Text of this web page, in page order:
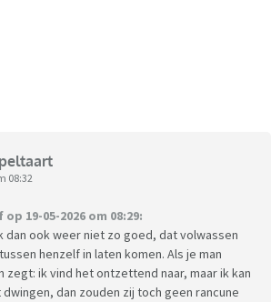
08:32
19-05-2026 om 08:29:
dan ook weer niet zo goed, dat volwassen
henzelf in laten komen. Als je man
zegt: ik vind het ontzettend naar, maar ik kan
dan zouden zij toch geen rancune